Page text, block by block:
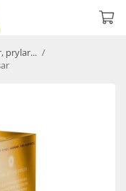
prylar... /